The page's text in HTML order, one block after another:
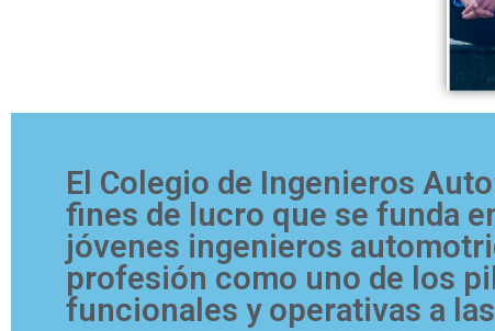
El Colegio de Ingenieros
fines de lucro que se funda
jóvenes ingenieros
profesión como uno de los
funcionales y operativas a